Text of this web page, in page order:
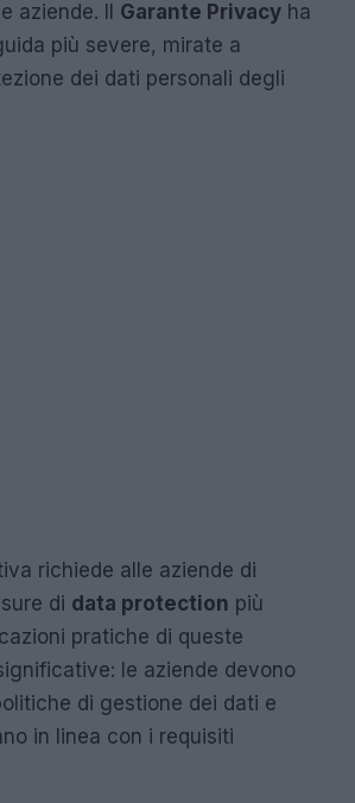
aziende. Il Garante Privacy ha
più severe, mirate a
dei dati personali degli
richiede alle aziende di
di data protection più
pratiche di queste
le aziende devono
di gestione dei dati e
in linea con i requisiti